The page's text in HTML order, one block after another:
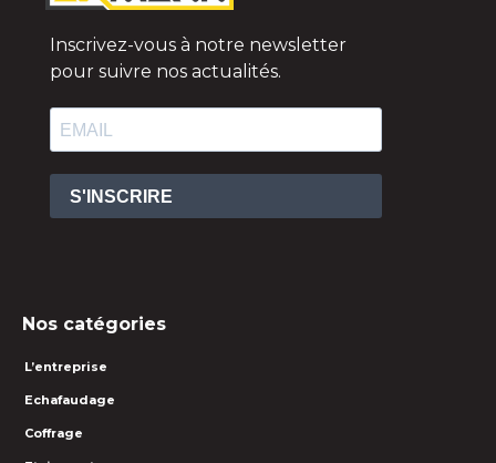
Inscrivez-vous à notre newsletter
pour suivre nos actualités.
S'INSCRIRE
Nos catégories
L’entreprise
Echafaudage
Coffrage